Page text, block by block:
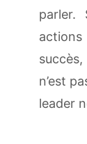
parler.
actions
succès,
n’est
leader